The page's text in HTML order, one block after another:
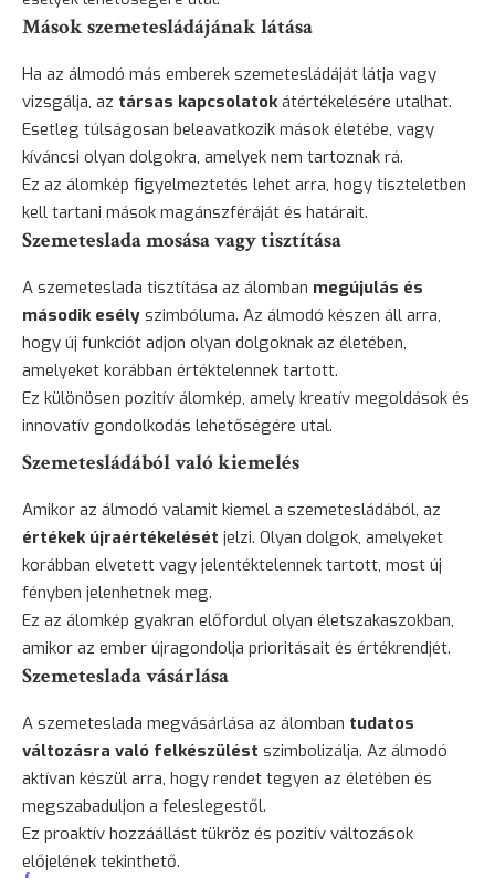
Mások szemetesládájának látása
Ha az álmodó más emberek szemetesládáját látja vagy
vizsgálja, az társas kapcsolatokátértékelésére utalhat.
Esetleg túlságosan beleavatkozik mások életébe, vagy
kíváncsi olyan dolgokra, amelyek nem tartoznak rá.
Ez az álomkép figyelmeztetés lehet arra, hogy tiszteletben
kell tartani mások magánszféráját és határait.
Szemeteslada mosása vagy tisztítása
A szemeteslada tisztítása az álomban megújulás és
második esély szimbóluma. Az álmodó készen áll arra,
hogy új funkciót adjon olyan dolgoknak az életében,
amelyeket korábban értéktelennek tartott.
Ez különösen pozitív álomkép, amely kreatív megoldások és
innovatív gondolkodás lehetőségére utal.
Szemetesládából való kiemelés
Amikor az álmodó valamit kiemel a szemetesládából, az
értékek újraértékelését jelzi. Olyan dolgok, amelyeket
korábban elvetett vagy jelentéktelennek tartott, most új
fényben jelenhetnek meg.
Ez az álomkép gyakran előfordul olyan életszakaszokban,
amikor az ember újragondolja prioritásait és értékrendjét.
Szemeteslada vásárlása
A szemeteslada megvásárlása az álomban tudatos
változásra való felkészülést szimbolizálja. Az álmodó
aktívan készül arra, hogy rendet tegyen az életében és
megszabaduljon a feleslegestől.
Ez proaktív hozzáállást tükröz és pozitív változások
előjelének tekinthető.